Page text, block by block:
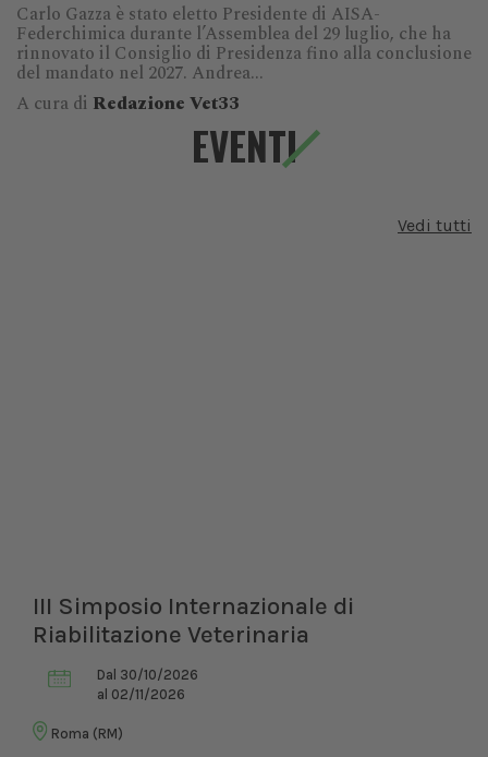
Carlo Gazza è stato eletto Presidente di AISA-
Federchimica durante l’Assemblea del 29 luglio, che ha
rinnovato il Consiglio di Presidenza fino alla conclusione
del mandato nel 2027. Andrea...
A cura di Redazione Vet33
EVENTI
Vedi tutti
III Simposio Internazionale di
Riabilitazione Veterinaria
Dal 30/10/2026
al 02/11/2026
Roma (RM)